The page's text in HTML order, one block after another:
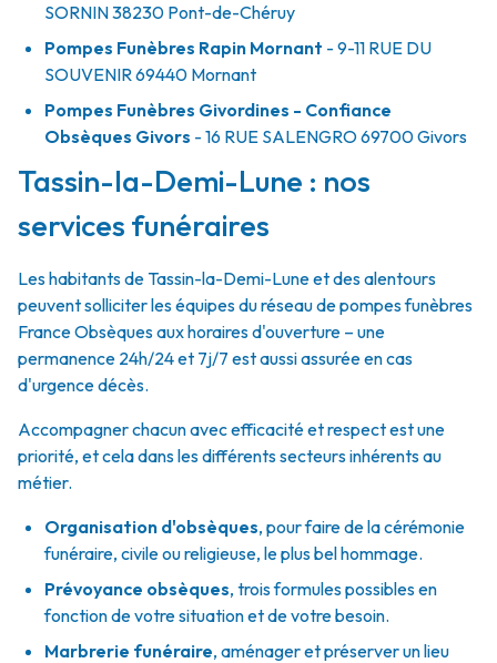
SORNIN38230 Pont-de-Chéruy
Pompes Funèbres Rapin Mornant - 9-11 RUE DU
SOUVENIR69440 Mornant
Pompes Funèbres Givordines - Confiance
Obsèques Givors - 16 RUE SALENGRO69700Givors
Tassin-la-Demi-Lune : nos
services funéraires
Les habitants de Tassin-la-Demi-Lune et des alentours
peuvent solliciter les équipes du réseau de pompes funèbres
France Obsèques aux horaires d'ouverture – une
permanence 24h/24 et 7j/7 est aussi assurée en cas
d'urgence décès.
Accompagner chacun avec efficacité et respect est une
priorité, et cela dans les différents secteurs inhérents au
métier.
Organisation d'obsèques, pour faire de la cérémonie
funéraire, civile ou religieuse, le plus bel hommage.
Prévoyance obsèques, trois formules possibles en
fonction de votre situation et de votre besoin.
Marbrerie funéraire, aménager et préserver un lieu